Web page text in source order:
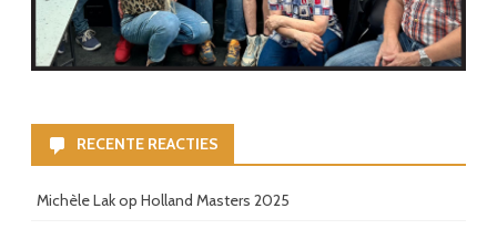
RECENTE REACTIES
Michèle Lakop Holland Masters 2025